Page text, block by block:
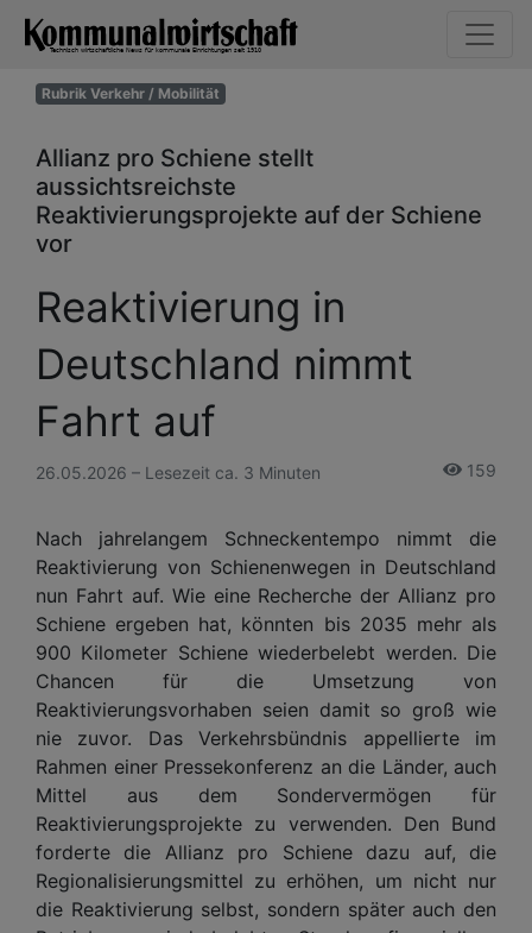
Rubrik Verkehr / Mobilität
Allianz pro Schiene stellt
aussichtsreichste
Reaktivierungsprojekte auf der Schiene
vor
Reaktivierung in
Deutschland nimmt
Fahrt auf
26.05.2026 – Lesezeit ca. 3 Minuten 159
Nach jahrelangem Schneckentempo nimmt die
Reaktivierung von Schienenwegen in Deutschland
nun Fahrt auf. Wie eine Recherche der Allianz pro
Schiene ergeben hat, könnten bis 2035 mehr als
900 Kilometer Schiene wiederbelebt werden. Die
Chancen für die Umsetzung von
Reaktivierungsvorhaben seien damit so groß wie
nie zuvor. Das Verkehrsbündnis appellierte im
Rahmen einer Pressekonferenz an die Länder, auch
Mittel aus dem Sondervermögen für
Reaktivierungsprojekte zu verwenden. Den Bund
forderte die Allianz pro Schiene dazu auf, die
Regionalisierungsmittel zu erhöhen, um nicht nur
die Reaktivierung selbst, sondern später auch den